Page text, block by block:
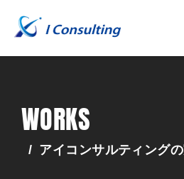
WORKS
/ アイコンサルティング